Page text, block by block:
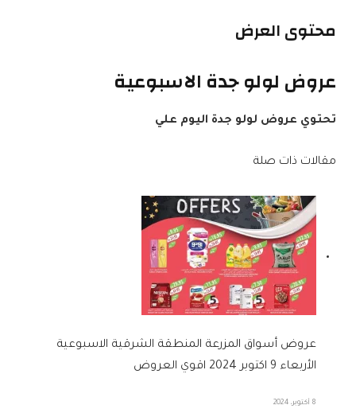
محتوى العرض
عروض لولو جدة الاسبوعية
تحتوي عروض لولو جدة اليوم علي
مقالات ذات صلة
عروض أسواق المزرعة المنطقة الشرقية الاسبوعية
الأربعاء 9 اكتوبر 2024 اقوي العروض
8 أكتوبر، 2024